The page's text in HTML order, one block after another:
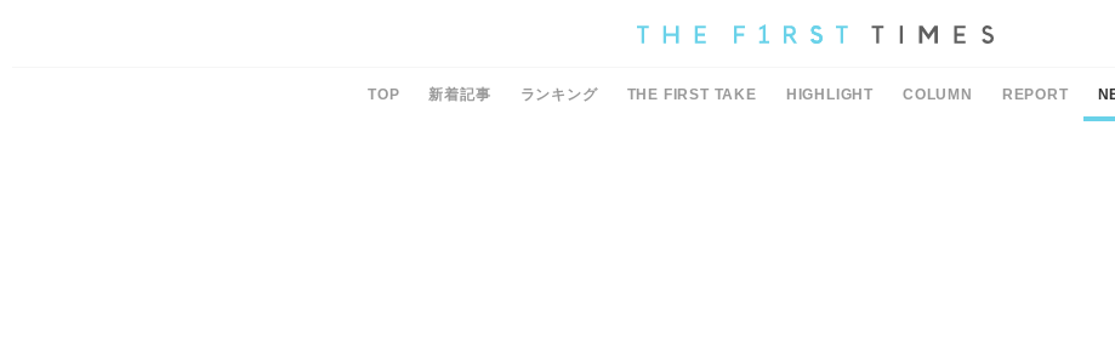
TOP 新着記事 ランキング THE FIRST TAKE HIGHLIGHT COLUMN REPORT